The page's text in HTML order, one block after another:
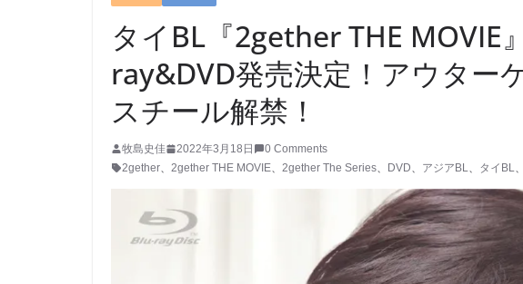
タイBL『2gether THE MOVIE
ray&DVD発売決定！アウター
スチール解禁！
牧島史佳 2022年3月18日
0 Comments
2gether
2gether THE MOVIE 2gether The Series DVD アジアBL タイBL